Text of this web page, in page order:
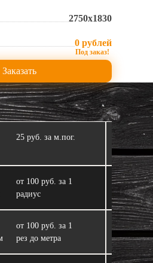
2750х1830
0 рублей
Заказать
25 руб. за м.пог.
от 100 руб. за 1
радиус
ЛДСП
от 100 руб. за 1
рез до метра
Склейка
из ЛДСП